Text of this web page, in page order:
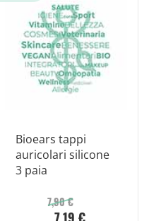
Bioears tappi
auricolari silicone
3 paia
7,90 €
7,19 €